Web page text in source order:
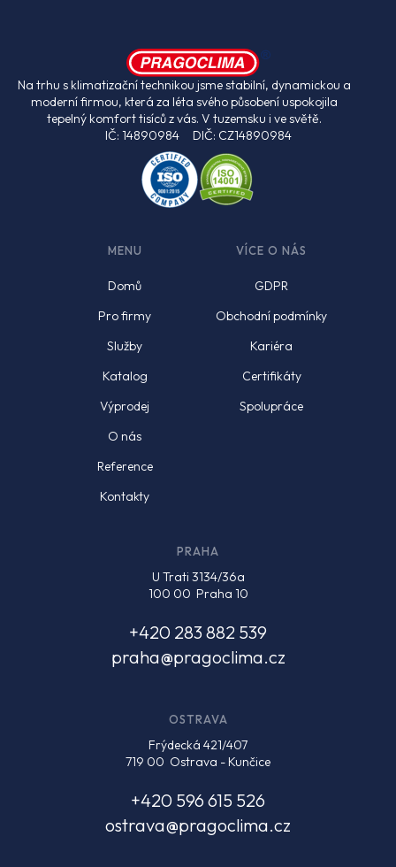
Na trhu s klimatizační technikou jsme stabilní, dynamickou a
moderní firmou, která za léta svého působení uspokojila
tepelný komfort tisíců z vás. V tuzemsku i ve světě.
IČ: 14890984 DIČ: CZ14890984
MENU
Domů
Pro firmy
Služby
Katalog
Výprodej
O nás
Reference
Kontakty
VÍCE O NÁS
GDPR
Obchodní podmínky
Kariéra
Certifikáty
Spolupráce
PRAHA
U Trati 3134/36a
100 00 Praha 10
+420 283 882 539
praha@pragoclima.cz
OSTRAVA
Frýdecká 421/407
719 00 Ostrava - Kunčice
+420 596 615 526
ostrava@pragoclima.cz